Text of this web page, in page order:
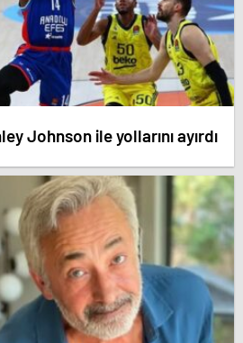
Johnson ile yollarını ayırdı